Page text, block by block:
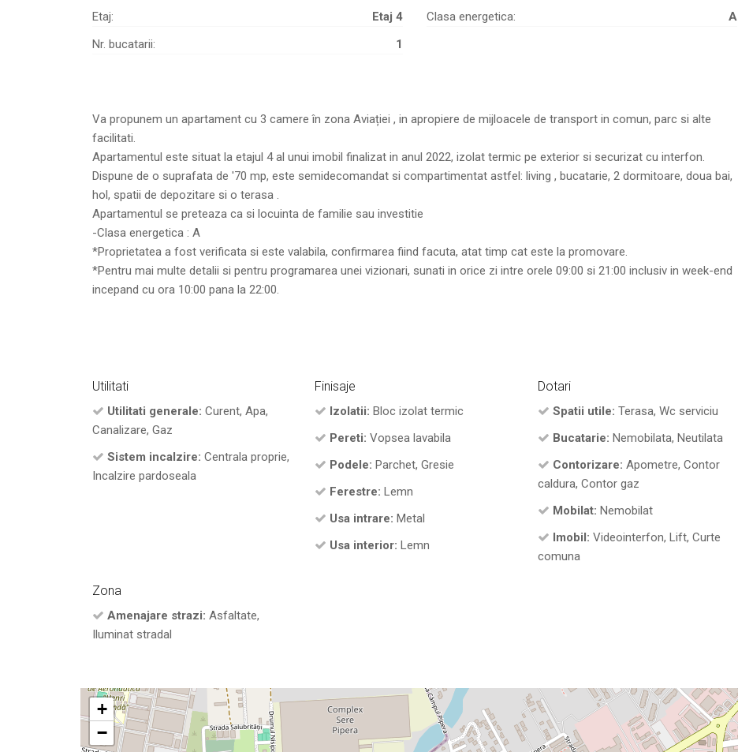
Etaj:
Etaj 4
Nr. bucatarii:
1
Clasa energetica:
A
Va propunem un apartament cu 3 camere în zona Aviației , in apropiere de mijloacele de transport in comun, parc si alte
facilitati.
Apartamentul este situat la etajul 4 al unui imobil finalizat in anul 2022, izolat termic pe exterior si securizat cu interfon.
Dispune de o suprafata de '70 mp, este semidecomandat si compartimentat astfel: living , bucatarie, 2 dormitoare, doua bai,
hol, spatii de depozitare si o terasa .
Apartamentul se preteaza ca si locuinta de familie sau investitie
-Clasa energetica : A
*Proprietatea a fost verificata si este valabila, confirmarea fiind facuta, atat timp cat este la promovare.
*Pentru mai multe detalii si pentru programarea unei vizionari, sunati in orice zi intre orele 09:00 si 21:00 inclusiv in week-end
incepand cu ora 10:00 pana la 22:00.
Utilitati
Utilitati generale: Curent, Apa,
Canalizare, Gaz
Sistem incalzire: Centrala proprie,
Incalzire pardoseala
Finisaje
Izolatii: Bloc izolat termic
Pereti: Vopsea lavabila
Podele: Parchet, Gresie
Ferestre: Lemn
Usa intrare: Metal
Usa interior: Lemn
Dotari
Spatii utile: Terasa, Wc serviciu
Bucatarie: Nemobilata, Neutilata
Contorizare: Apometre, Contor
caldura, Contor gaz
Mobilat: Nemobilat
Imobil: Videointerfon, Lift, Curte
comuna
Zona
Amenajare strazi: Asfaltate,
Iluminat stradal
+
−